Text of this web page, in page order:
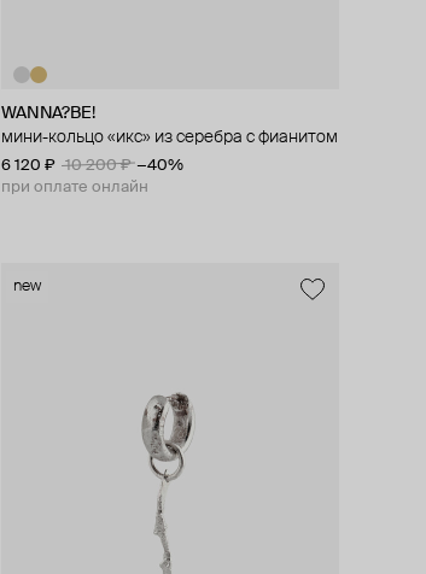
WANNA?BE!
мини-кольцо «икс» из серебра с фианитом
6 120 ₽ 10 200 ₽ −40%
при оплате онлайн
new